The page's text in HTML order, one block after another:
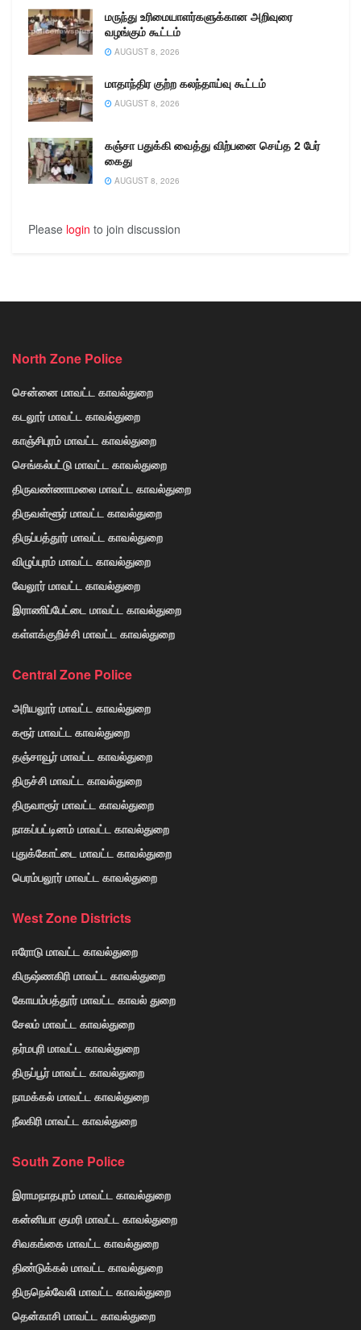
மருந்து உரிமையாளர்களுக்கான அறிவுரை
வழங்கும் கூட்டம்
AUGUST 8, 2026
மாதாந்திர குற்ற கலந்தாய்வு கூட்டம்
AUGUST 8, 2026
கஞ்சா பதுக்கி வைத்து விற்பனை செய்த 2 பேர்
கைது
AUGUST 8, 2026
Please login to join discussion
North Zone Police
சென்னை மாவட்ட காவல்துறை
கடலூர் மாவட்ட காவல்துறை
காஞ்சிபுரம் மாவட்ட காவல்துறை
செங்கல்பட்டு மாவட்ட காவல்துறை
திருவண்ணாமலை மாவட்ட காவல்துறை
திருவள்ளூர் மாவட்ட காவல்துறை
திருப்பத்தூர் மாவட்ட காவல்துறை
விழுப்புரம் மாவட்ட காவல்துறை
வேலூர் மாவட்ட காவல்துறை
இராணிப்பேட்டை மாவட்ட காவல்துறை
கள்ளக்குறிச்சி மாவட்ட காவல்துறை
Central Zone Police
அரியலூர் மாவட்ட காவல்துறை
கரூர் மாவட்ட காவல்துறை
தஞ்சாவூர் மாவட்ட காவல்துறை
திருச்சி மாவட்ட காவல்துறை
திருவாரூர் மாவட்ட காவல்துறை
நாகப்பட்டினம் மாவட்ட காவல்துறை
புதுக்கோட்டை மாவட்ட காவல்துறை
பெரம்பலூர் மாவட்ட காவல்துறை
West Zone Districts
ஈரோடு மாவட்ட காவல்துறை
கிருஷ்ணகிரி மாவட்ட காவல்துறை
கோயம்பத்தூர் மாவட்ட காவல் துறை
சேலம் மாவட்ட காவல்துறை
தர்மபுரி மாவட்ட காவல்துறை
திருப்பூர் மாவட்ட காவல்துறை
நாமக்கல் மாவட்ட காவல்துறை
நீலகிரி மாவட்ட காவல்துறை
South Zone Police
இராமநாதபுரம் மாவட்ட காவல்துறை
கன்னியா குமரி மாவட்ட காவல்துறை
சிவகங்கை மாவட்ட காவல்துறை
திண்டுக்கல் மாவட்ட காவல்துறை
திருநெல்வேலி மாவட்ட காவல்துறை
தென்காசி மாவட்ட காவல்துறை